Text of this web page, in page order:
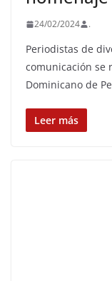
24/02/2024 .
Periodistas de
comunicación se
Dominicano de
Leer más